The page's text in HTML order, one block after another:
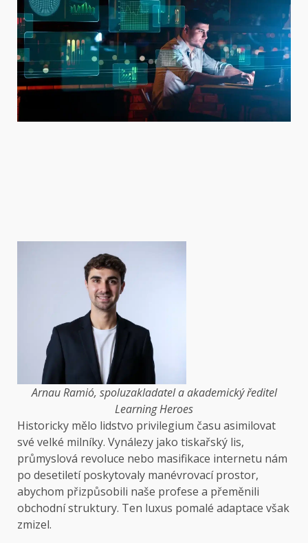
Arnau Ramió, spoluzakladatel a akademický ředitel
Learning Heroes
Historicky mělo lidstvo privilegium času asimilovat
své velké milníky. Vynálezy jako tiskařský lis,
průmyslová revoluce nebo masifikace internetu nám
po desetiletí poskytovaly manévrovací prostor,
abychom přizpůsobili naše profese a přeměnili
obchodní struktury. Ten luxus pomalé adaptace však
zmizel.